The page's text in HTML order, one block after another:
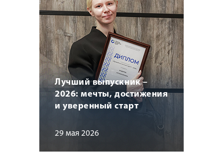
Лучший выпускник –
2026: мечты, достижения
и уверенный старт
29 мая 2026